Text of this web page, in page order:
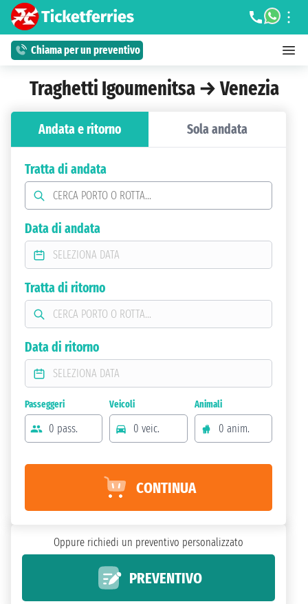
Chiama per un preventivo
Traghetti Igoumenitsa → Venezia
Andata e ritorno Sola andata
Tratta di andata
Data di andata
Tratta di ritorno
Data di ritorno
Passeggeri
0 pass.
Veicoli
0 veic.
Animali
0 anim.
CONTINUA
Oppure richiedi un preventivo personalizzato
PREVENTIVO